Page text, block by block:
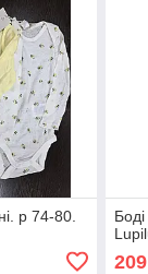
р 74-80.
209